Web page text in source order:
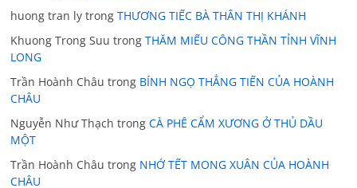
huong tran ly trongTHƯƠNG TIẾC BÀ THÂN THỊ KHÁNH
Khuong Trong Suu trongTHĂM MIẾU CÔNG THẦN TỈNH VĨNH
LONG
Trần Hoành Châu trong BÍNH NGỌ THẲNG TIẾN CỦA HOÀNH
CHÂU
Nguyễn Như Thạch trongCÀ PHÊ CẨM XƯƠNG Ở THỦ DẦU
MỘT
Trần Hoành Châu trong NHỚ TẾT MONG XUÂN CỦA HOÀNH
CHÂU